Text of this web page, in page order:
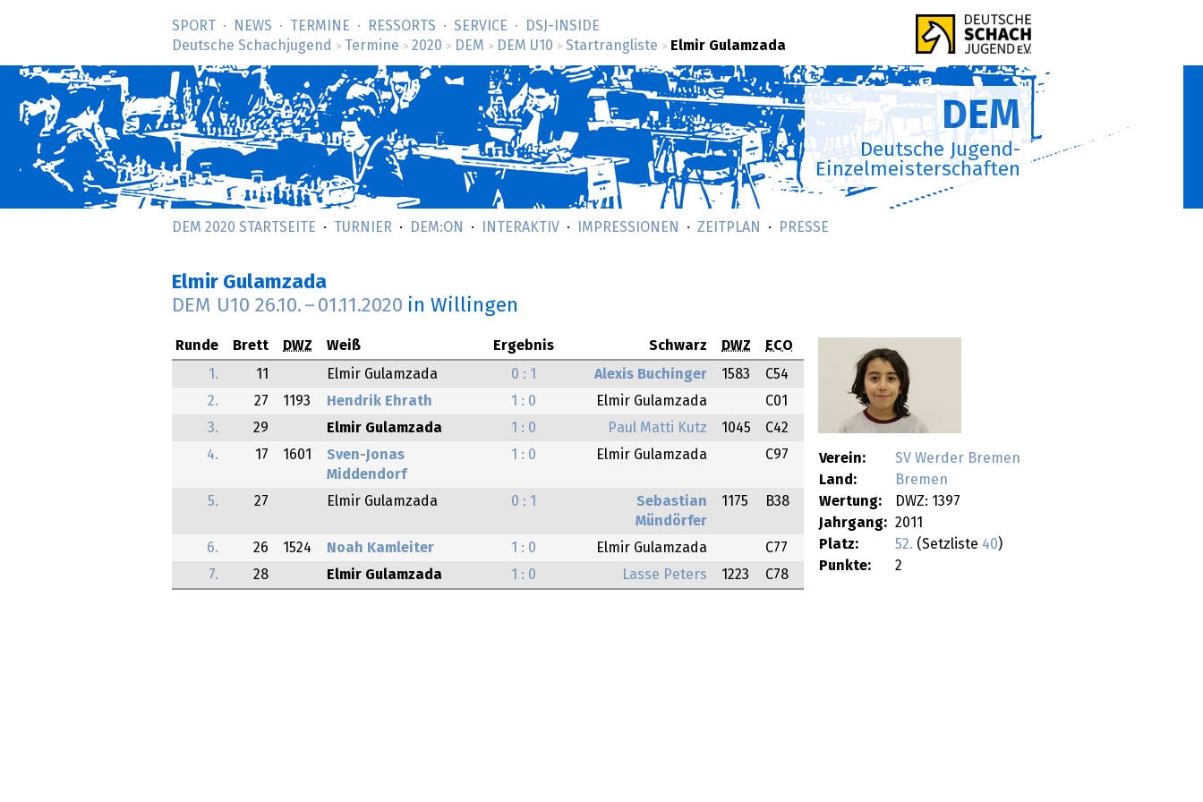
SPORT NEWS TERMINE RESSORTS SERVICE
DSJ-­INSIDE
Deutsche Schachjugend
> Termine > 2020 > DEM > DEM U10 > Startrangliste > Elmir Gulamzada
DEM
Deutsche Jugend-
Einzelmeisterschaften
DEM 2020 STARTSEITE TURNIER DEM:ON INTERAKTIV IMPRESSIONEN ZEITPLAN PRESSE
Elmir Gulamzada
DEM U10 26.10. – 01.11.2020 in Willingen
Verein:
SV Werder Bremen
Land:
Bremen
Wertung:
DWZ: 1397
Jahrgang: 2011
Platz:
52. (Setzliste 40)
Punkte:
2
Runde Brett DWZ Weiß Ergebnis Schwarz DWZ
ECO
1.
11 Elmir Gulamzada 0 : 1 Alexis Buchinger 1583
C54
2.
27 1193 Hendrik Ehrath 1 : 0 Elmir Gulamzada
C01
3.
29 Elmir Gulamzada 1 : 0 Paul Matti Kutz 1045
C42
4.
17 1601
Sven-Jonas
Middendorf
1 : 0 Elmir Gulamzada C97
5. 27 Elmir Gulamzada 0 : 1
Sebastian
Mündörfer
1175 B38
6. 26 1524 Noah Kamleiter 1 : 0 Elmir Gulamzada
C77
7.
28 Elmir Gulamzada 1 : 0 Lasse Peters 1223 C78